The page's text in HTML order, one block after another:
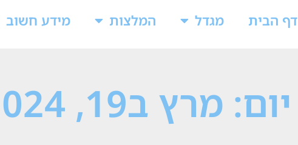
דף הבית מגדל המלצות מידע חשוב
יום: מרץ ב19, 2024